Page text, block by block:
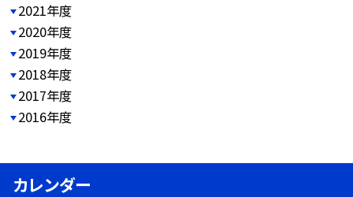
2021年度
2020年度
2019年度
2018年度
2017年度
2016年度
カレンダー